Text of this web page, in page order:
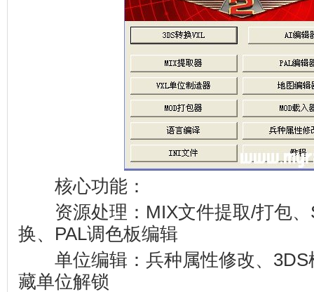
核心功能：
资源处理：MIX文件提取/打包、
换、PAL调色板编辑
单位编辑：兵种属性修改、3DS
藏单位解锁